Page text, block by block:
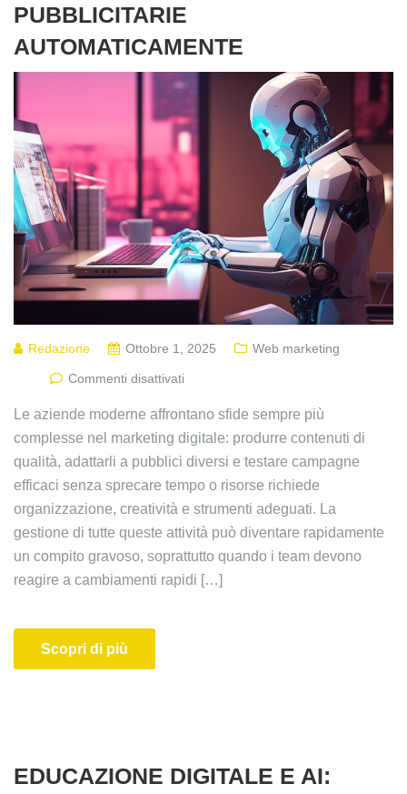
PUBBLICITARIE
AUTOMATICAMENTE
Redazione Ottobre 1, 2025 Web marketing
Commenti disattivati
Le aziende moderne affrontano sfide sempre più
complesse nel marketing digitale: produrre contenuti di
qualità, adattarli a pubblici diversi e testare campagne
efficaci senza sprecare tempo o risorse richiede
organizzazione, creatività e strumenti adeguati. La
gestione di tutte queste attività può diventare rapidamente
un compito gravoso, soprattutto quando i team devono
reagire a cambiamenti rapidi […]
Scopri di più
EDUCAZIONE DIGITALE E AI: